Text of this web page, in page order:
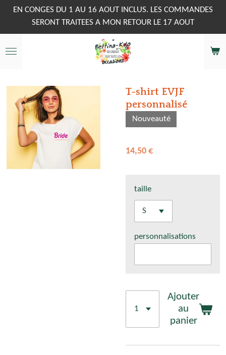
Passer
contenu
principal
EN CONGES DU 1 AU 16 AOUT INCLUS. LES COMMANDES
SERONT TRAITEES A MON RETOUR LE 17 AOUT
T-shirt EVJF
personnalisé
Nouveauté
14,50 €
taille
personnalisations
Ajouter
au
panier